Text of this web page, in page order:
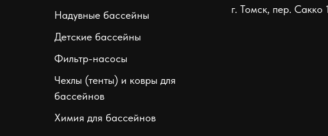
Надувные бассейны
Детские бассейны
Фильтр-насосы
Чехлы (тенты) и ковры для
бассейнов
Химия для бассейнов
г. Томск, пер. Сакко 1